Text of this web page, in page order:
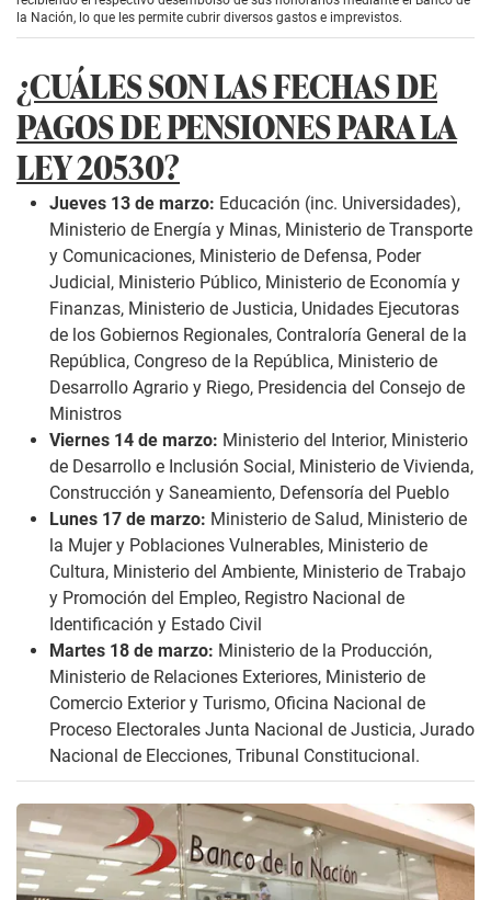
la Nación, lo que les permite cubrir diversos gastos e imprevistos.
¿CUÁLES SON LAS FECHAS DE
PAGOS DE PENSIONES PARA LA
LEY 20530?
Jueves 13 de marzo: Educación (inc. Universidades),
Ministerio de Energía y Minas, Ministerio de Transporte
y Comunicaciones, Ministerio de Defensa, Poder
Judicial, Ministerio Público, Ministerio de Economía y
Finanzas, Ministerio de Justicia, Unidades Ejecutoras
de los Gobiernos Regionales, Contraloría General de la
República, Congreso de la República, Ministerio de
Desarrollo Agrario y Riego, Presidencia del Consejo de
Ministros
Viernes 14 de marzo: Ministerio del Interior, Ministerio
de Desarrollo e Inclusión Social, Ministerio de Vivienda,
Construcción y Saneamiento, Defensoría del Pueblo
Lunes 17 de marzo: Ministerio de Salud, Ministerio de
la Mujer y Poblaciones Vulnerables, Ministerio de
Cultura, Ministerio del Ambiente, Ministerio de Trabajo
y Promoción del Empleo, Registro Nacional de
Identificación y Estado Civil
Martes 18 de marzo: Ministerio de la Producción,
Ministerio de Relaciones Exteriores, Ministerio de
Comercio Exterior y Turismo, Oficina Nacional de
Proceso Electorales Junta Nacional de Justicia, Jurado
Nacional de Elecciones, Tribunal Constitucional.